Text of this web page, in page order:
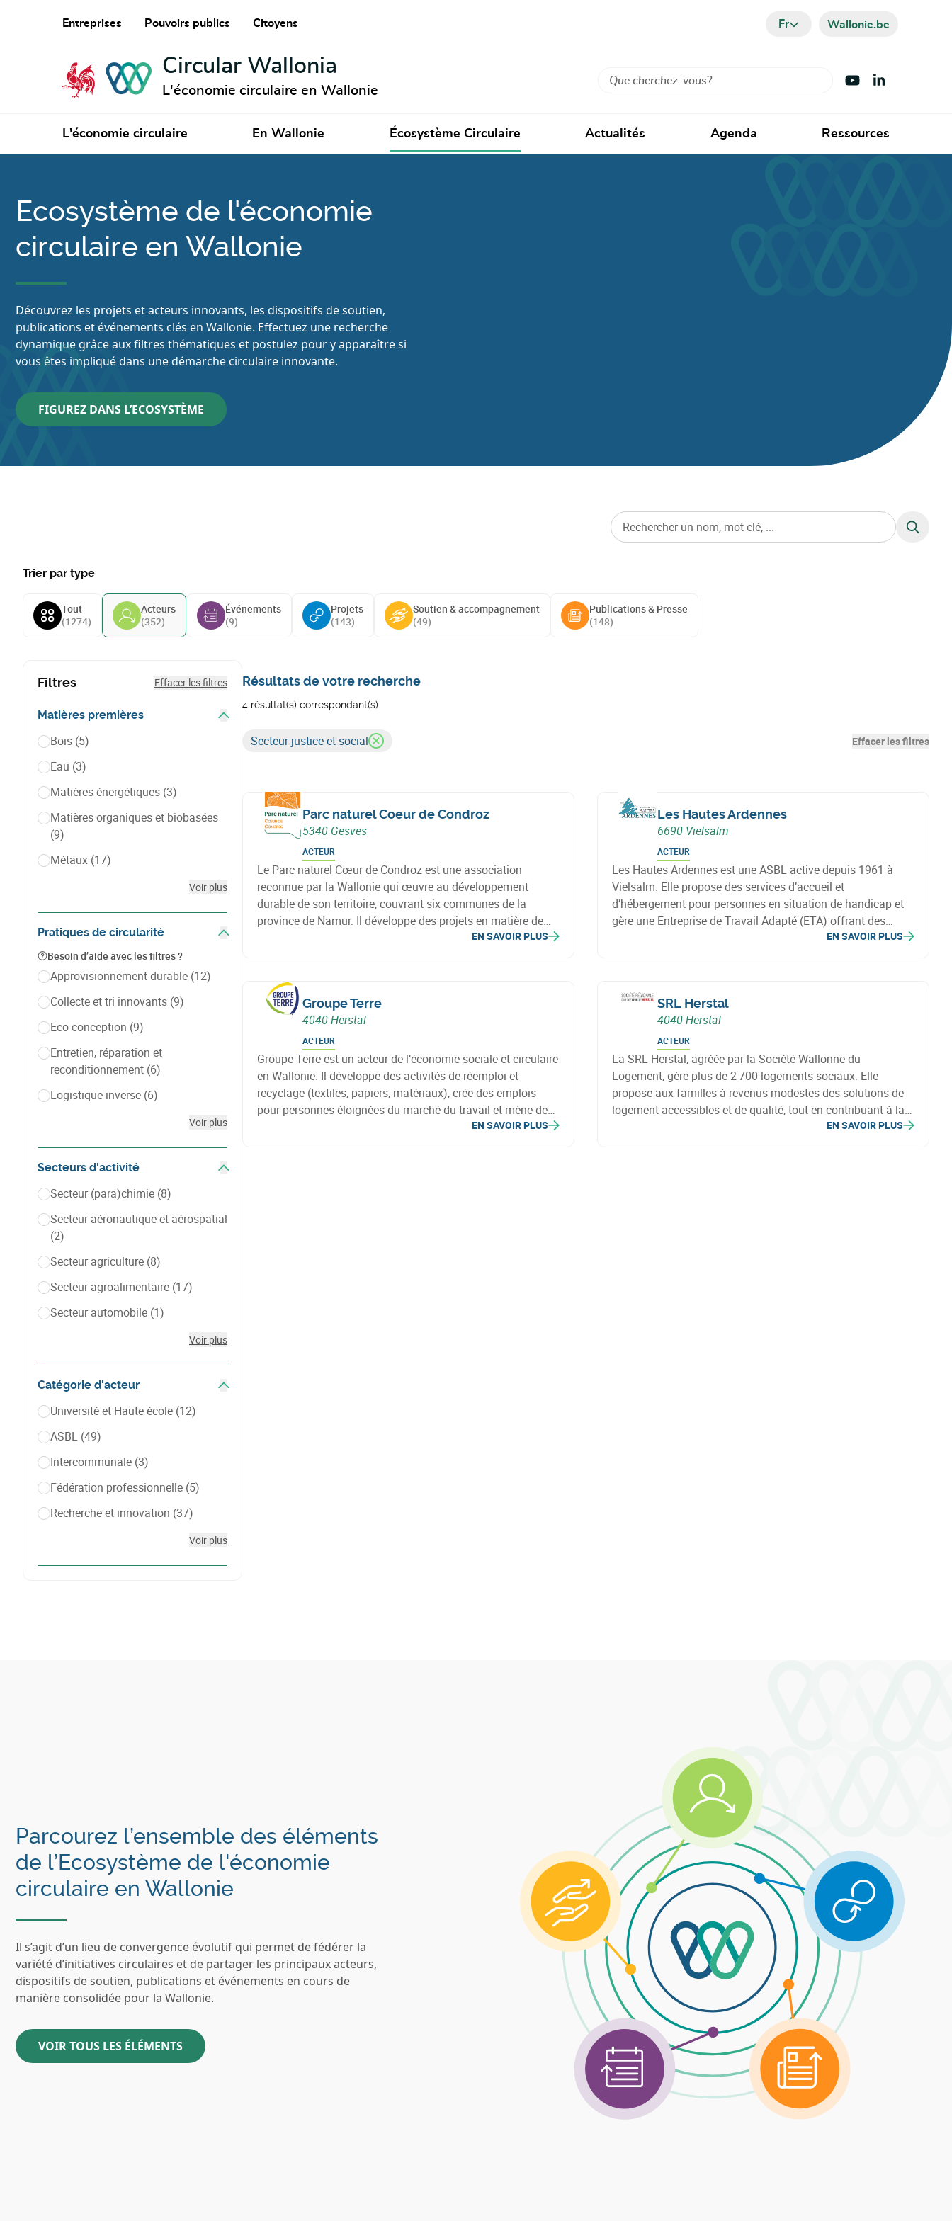
Entreprises Pouvoirs publics Citoyens Fr Wallonie.be
Circular Wallonia
L'économie circulaire en Wallonie
Rechercher Visiter Youtube
Visiter LinkedIn
L'économie circulaire En Wallonie Écosystème Circulaire Actualités Agenda Ressources
Ecosystème de l'économie
circulaire en Wallonie
Découvrez les projets et acteurs innovants, les dispositifs de soutien,
publications et événements clés en Wallonie. Effectuez une recherche
dynamique grâce aux filtres thématiques et postulez pour y apparaître si
vous êtes impliqué dans une démarche circulaire innovante.
FIGUREZ DANS L’ECOSYSTÈME
Trier par type
Tout
(1274)
Acteurs
(352)
Événements
(9)
Projets
(143)
Soutien & accompagnement
(49)
Publications & Presse
(148)
Filtres Effacer les filtres
Matières premières
Bois (5)
Eau (3)
Matières énergétiques (3)
Matières organiques et biobasées
(9)
Métaux (17)
Voir plus
Pratiques de circularité
Besoin d’aide avec les filtres ?
Approvisionnement durable (12)
Collecte et tri innovants (9)
Eco-conception (9)
Entretien, réparation et
reconditionnement (6)
Logistique inverse (6)
Voir plus
Secteurs d'activité
Secteur (para)chimie (8)
Secteur aéronautique et aérospatial
(2)
Secteur agriculture (8)
Secteur agroalimentaire (17)
Secteur automobile (1)
Voir plus
Catégorie d'acteur
Université et Haute école (12)
ASBL (49)
Intercommunale (3)
Fédération professionnelle (5)
Recherche et innovation (37)
Voir plus
Résultats de votre recherche
4 résultat(s) correspondant(s)
Secteur justice et social Effacer les filtres
Parc naturel Coeur de Condroz
5340 Gesves
ACTEUR
Le Parc naturel Cœur de Condroz est une association
reconnue par la Wallonie qui œuvre au développement
durable de son territoire, couvrant six communes de la
province de Namur. Il développe des projets en matière de
biodiversité, agriculture, économie circulaire, énergie,
EN SAVOIR PLUS
Les Hautes Ardennes
6690 Vielsalm
ACTEUR
Les Hautes Ardennes est une ASBL active depuis 1961 à
Vielsalm. Elle propose des services d’accueil et
d’hébergement pour personnes en situation de handicap et
gère une Entreprise de Travail Adapté (ETA) offrant des
activités professionnelles variées, favorisant l’inclusion
EN SAVOIR PLUS
Groupe Terre
4040 Herstal
ACTEUR
Groupe Terre est un acteur de l’économie sociale et circulaire
en Wallonie. Il développe des activités de réemploi et
recyclage (textiles, papiers, matériaux), crée des emplois
pour personnes éloignées du marché du travail et mène des
actions de sensibilisation à la citoyenneté et auEN SAVOIR PLUS
SRL Herstal
4040 Herstal
ACTEUR
La SRL Herstal, agréée par la Société Wallonne du
Logement, gère plus de 2 700 logements sociaux. Elle
propose aux familles à revenus modestes des solutions de
logement accessibles et de qualité, tout en contribuant à la
EN SAVOIR PLUS
Parcourez l’ensemble des éléments
de l’Ecosystème de l'économie
circulaire en Wallonie
Il s’agit d’un lieu de convergence évolutif qui permet de fédérer la
variété d’initiatives circulaires et de partager les principaux acteurs,
dispositifs de soutien, publications et événements en cours de
manière consolidée pour la Wallonie.
VOIR TOUS LES ÉLÉMENTS